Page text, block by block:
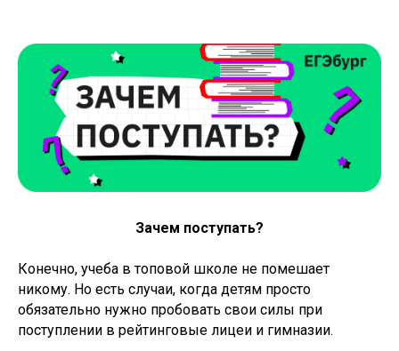
Зачем поступать?
Конечно, учеба в топовой школе не помешает
никому. Но есть случаи, когда детям просто
обязательно нужно пробовать свои силы при
поступлении в рейтинговые лицеи и гимназии.